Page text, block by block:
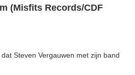
(Misfits Records/CDF
Steven Vergauwen met zijn band